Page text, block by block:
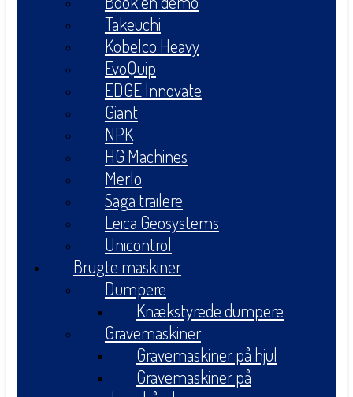
Takeuchi
Kobelco Heavy
EvoQuip
EDGE Innovate
Giant
NPK
HG Machines
Merlo
Saga trailere
Leica Geosystems
Unicontrol
Brugte maskiner
Dumpere
Knækstyrede dumpere
Gravemaskiner
Gravemaskiner på hjul
Gravemaskiner på